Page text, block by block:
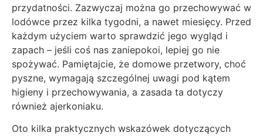
przydatności. Zazwyczaj można go przechowywać w
lodówce przez kilka tygodni, a nawet miesięcy. Przed
każdym użyciem warto sprawdzić jego wygląd i
zapach – jeśli coś nas zaniepokoi, lepiej go nie
spożywać. Pamiętajcie, że domowe przetwory, choć
pyszne, wymagają szczególnej uwagi pod kątem
higieny i przechowywania, a zasada ta dotyczy
również ajerkoniaku.
Oto kilka praktycznych wskazówek dotyczących